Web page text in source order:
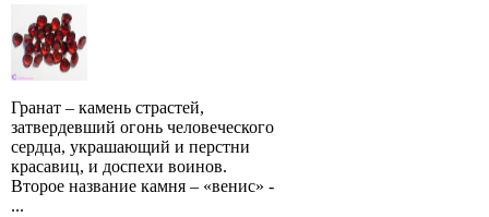
Гранат – камень страстей,
затвердевший огонь человеческого
сердца, украшающий и перстни
красавиц, и доспехи воинов.
Второе название камня – «венис» -
...